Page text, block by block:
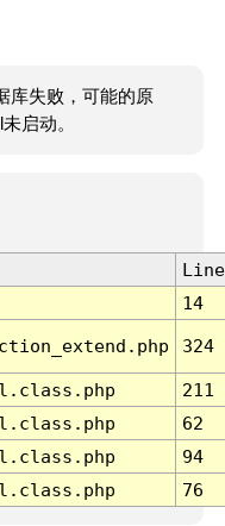
库失败，可能的原
启动。
Line
14
324
211
62
94
76